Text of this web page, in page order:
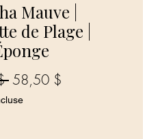
Mauve |
de Plage |
Prix
original
58,50 $